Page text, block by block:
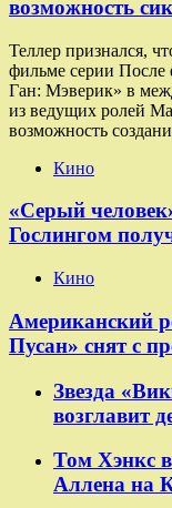
возможность
Теллер признался,
фильме серии После
Ган: Мэверик» в
из ведущих ролей
возможность
Кино
«Серый
Гослингом
Кино
Американский
Пусан» снят с
Звезда
возглавит
Том Хэнкс
Аллена на